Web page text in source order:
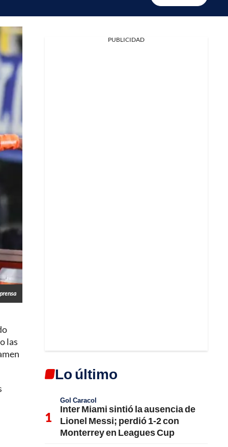
las
PUBLICIDAD
Lo último
Gol Caracol
Inter Miami sintió la ausencia de
Lionel Messi; perdió 1-2 con
Monterrey en Leagues Cup